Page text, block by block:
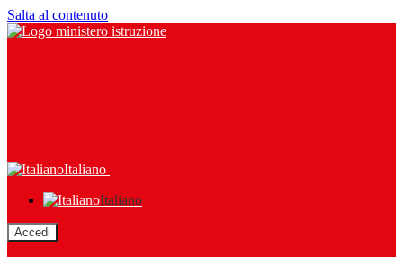
Salta al contenuto
Italiano
Italiano
Accedi